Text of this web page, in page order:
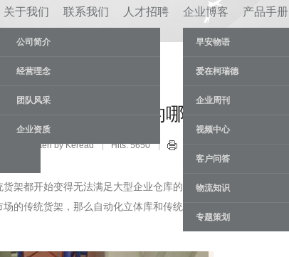
关于我们
公司简介
经营理念
团队风采
企业资质
联系我们 人才招聘 企业博客
早安物语
爱在柯瑞德
企业周刊
视频中心
客户问答
物流知识
专题策划
产品手册
代替了传统货架的哪些功能
Written by Keread Hits: 5650
架都开始变得无法满足大型企业仓库的需求。自动化立体库
的传统货架，那么自动化立体库和传统的仓储货架相比，在功